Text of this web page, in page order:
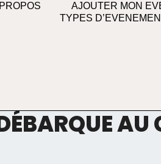
AJOUTER MON
TYPES
AU